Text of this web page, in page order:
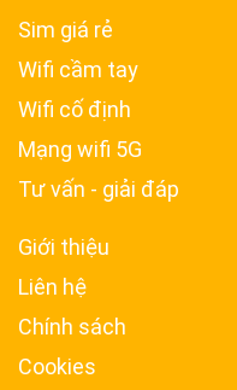
Sim giá rẻ
Wifi cầm tay
Wifi cố định
Mạng wifi 5G
Tư vấn - giải đáp
Giới thiệu
Liên hệ
Chính sách
Cookies